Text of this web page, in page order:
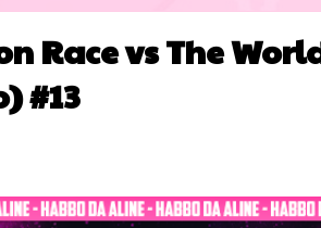
Race vs The
#13